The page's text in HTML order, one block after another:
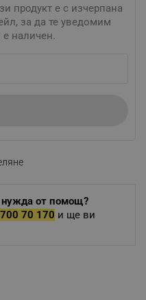
продукт е с изчерпана
за да те уведомим
е наличен.
от помощ?
70 170 и ще ви